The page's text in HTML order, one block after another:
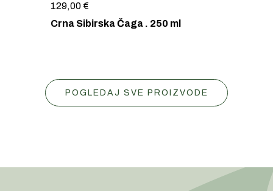
129,00 €
Crna Sibirska Čaga . 250 ml
POGLEDAJ SVE PROIZVODE